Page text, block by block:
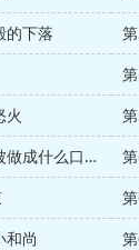
的下落
火
第59章 饕餮根骨，陈长生：你想被做成什么口味？
和尚